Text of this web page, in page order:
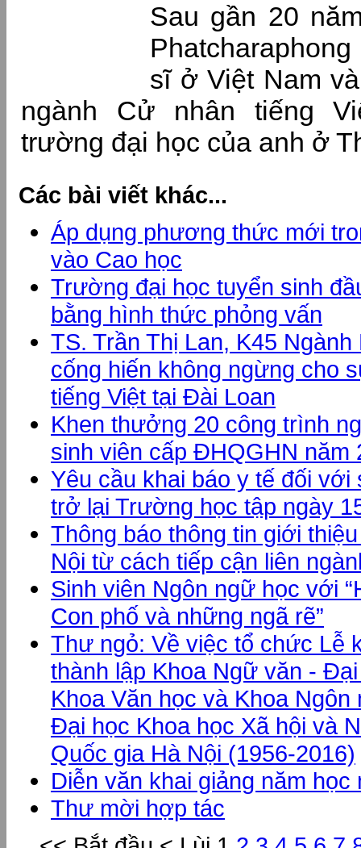
Sau gần 20
sĩ ở Việt Nam
ngành Cử nhân tiếng
trường đại học của anh ở
Các bài viết khác...
Áp dụng phương thức mới
vào Cao học
Trường đại học tuyển sinh
bằng hình thức phỏng vấn
TS. Trần Thị Lan, K45
cống hiến không ngừng cho
tiếng Việt tại Đài Loan
Khen thưởng 20 công trình
sinh viên cấp ĐHQGHN năm
Yêu cầu khai báo y tế đối
trở lại Trường học tập ngày
Thông báo thông tin giới
Nội từ cách tiếp cận liên
Sinh viên Ngôn ngữ học với
Con phố và những ngã rẽ”
Thư ngỏ: Về việc tổ chức Lễ
thành lập Khoa Ngữ văn -
Khoa Văn học và Khoa
Đại học Khoa học Xã hội và
Quốc gia Hà Nội (1956-2016)
Diễn văn khai giảng năm học
Thư mời hợp tác